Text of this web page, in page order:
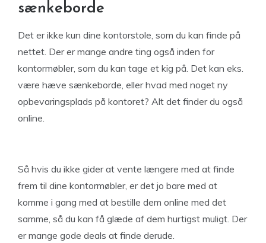
sænkeborde
Det er ikke kun dine kontorstole, som du kan finde på
nettet. Der er mange andre ting også inden for
kontormøbler, som du kan tage et kig på. Det kan eks.
være hæve sænkeborde, eller hvad med noget ny
opbevaringsplads på kontoret? Alt det finder du også
online.
Så hvis du ikke gider at vente længere med at finde
frem til dine kontormøbler, er det jo bare med at
komme i gang med at bestille dem online med det
samme, så du kan få glæde af dem hurtigst muligt. Der
er mange gode deals at finde derude.